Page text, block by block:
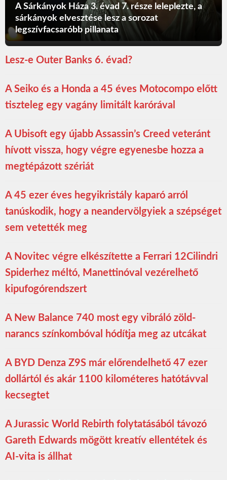
A Sárkányok Háza 3. évad 7. része leleplezte, a
sárkányok elvesztése lesz a sorozat
legszívfacsaróbb pillanata
Lesz-e Outer Banks 6. évad?
A Seiko és a Honda a 45 éves Motocompo előtt
tiszteleg egy vagány limitált karórával
A Ubisoft egy újabb Assassin’s Creed veteránt
hívott vissza, hogy végre egyenesbe hozza a
megtépázott szériát
A 45 ezer éves hegyikristály kaparó arról
tanúskodik, hogy a neandervölgyiek a szépséget
sem vetették meg
A Novitec végre elkészítette a Ferrari 12Cilindri
Spiderhez méltó, Manettinóval vezérelhető
kipufogórendszert
A New Balance 740 most egy vibráló zöld-
narancs színkombóval hódítja meg az utcákat
A BYD Denza Z9S már előrendelhető 47 ezer
dollártól és akár 1100 kilométeres hatótávval
kecsegtet
A Jurassic World Rebirth folytatásából távozó
Gareth Edwards mögött kreatív ellentétek és
AI-vita is állhat